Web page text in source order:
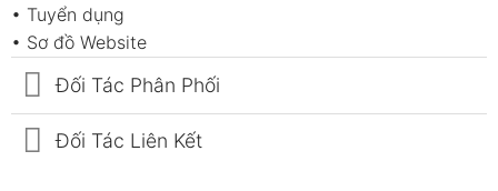
• Tuyển dụng
• Sơ đồ Website
Đối Tác Phân Phối
Đối Tác Liên Kết